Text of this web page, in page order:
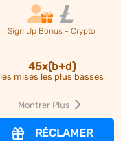
Sign Up Bonus - Crypto
45x(b+d)
les mises les plus basses
Montrer Plus
RÉCLAMER